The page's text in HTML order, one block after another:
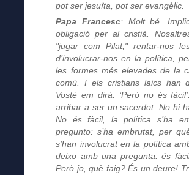
pot ser jesuïta, pot ser evangèlic.
Papa Francesc: Molt bé.
obligació per al cristià.
"jugar com Pilat," rentar-nos
d’involucrar-nos en la política,
les formes més elevades de la
comú. I els cristians laics han
Vostè em dirà: ‘Però no és
arribar a ser un sacerdot. No hi
No és fàcil, la política s’ha
pregunto: s’ha embrutat, per
s’han involucrat en la política
deixo amb una pregunta: és
Però jo, què faig? És un deure!